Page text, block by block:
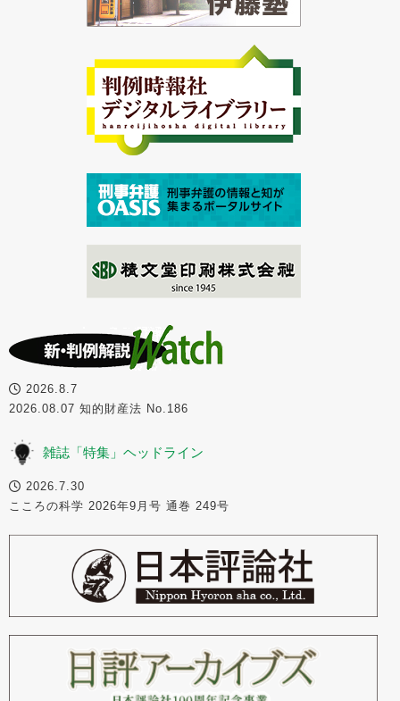
2026.8.7
2026.08.07 知的財産法 No.186
雑誌「特集」ヘッドライン
2026.7.30
こころの科学 2026年9月号 通巻 249号